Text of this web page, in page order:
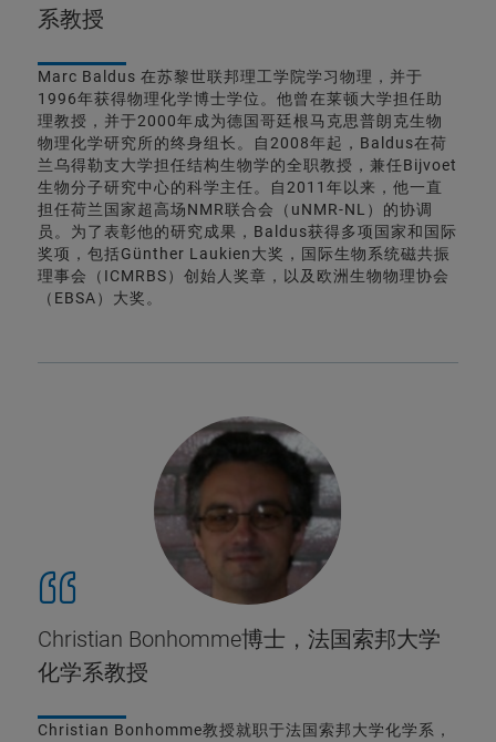
系教授
Marc Baldus 在苏黎世联邦理工学院学习物理，并于
1996年获得物理化学博士学位。他曾在莱顿大学担任助
理教授，并于2000年成为德国哥廷根马克思普朗克生物
物理化学研究所的终身组长。自2008年起，Baldus在荷
兰乌得勒支大学担任结构生物学的全职教授，兼任Bijvoet
生物分子研究中心的科学主任。自2011年以来，他一直
担任荷兰国家超高场NMR联合会（uNMR-NL）的协调
员。为了表彰他的研究成果，Baldus获得多项国家和国际
奖项，包括Günther Laukien大奖，国际生物系统磁共振
理事会（ICMRBS）创始人奖章，以及欧洲生物物理协会
（EBSA）大奖。
Christian Bonhomme博士，法国索邦大学
化学系教授
Christian Bonhomme教授就职于法国索邦大学化学系，